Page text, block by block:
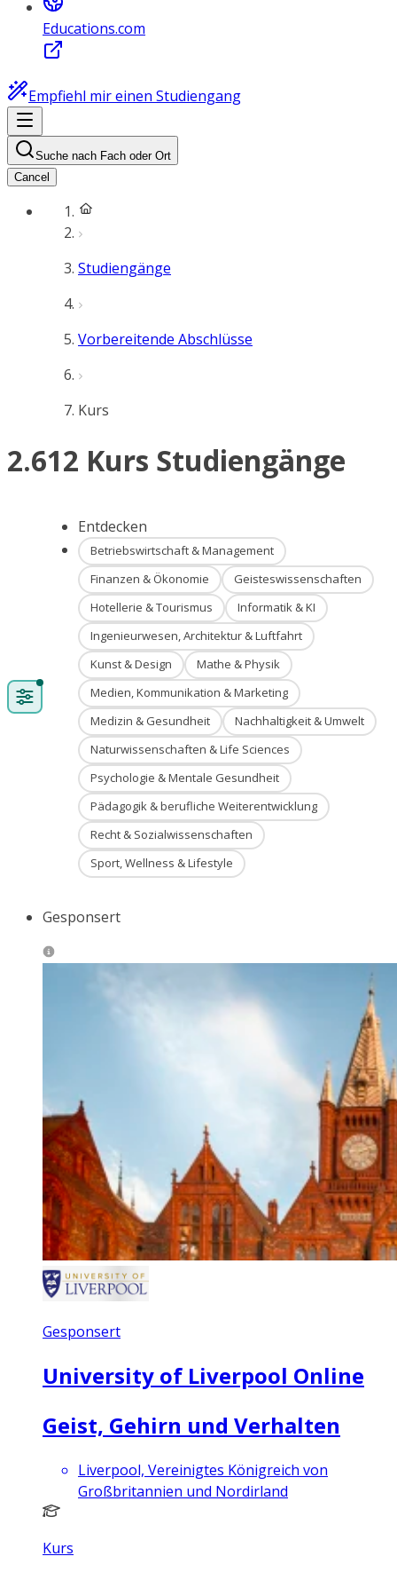
Educations.com
Empfiehl mir einen Studiengang
Suche nach Fach oder Ort
Cancel
Studiengänge
Vorbereitende Abschlüsse
Kurs
2.612 Kurs Studiengänge
Entdecken
Betriebswirtschaft & Management
Finanzen & Ökonomie
Geisteswissenschaften
Hotellerie & Tourismus
Informatik & KI
Ingenieurwesen, Architektur & Luftfahrt
Kunst & Design
Mathe & Physik
Medien, Kommunikation & Marketing
Medizin & Gesundheit
Nachhaltigkeit & Umwelt
Naturwissenschaften & Life Sciences
Psychologie & Mentale Gesundheit
Pädagogik & berufliche Weiterentwicklung
Recht & Sozialwissenschaften
Sport, Wellness & Lifestyle
Gesponsert
Gesponsert
University of Liverpool Online
Geist, Gehirn und Verhalten
Liverpool, Vereinigtes Königreich von
Großbritannien und Nordirland
Kurs